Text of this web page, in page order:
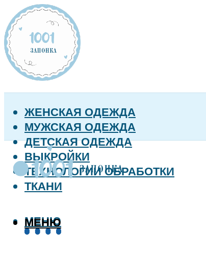
ЖЕНСКАЯ ОДЕЖДА
МУЖСКАЯ ОДЕЖДА
ДЕТСКАЯ ОДЕЖДА
ВЫКРОЙКИ
ТЕХНОЛОГИИ ОБРАБОТКИ
ТКАНИ
МЕНЮ
МЕНЮ